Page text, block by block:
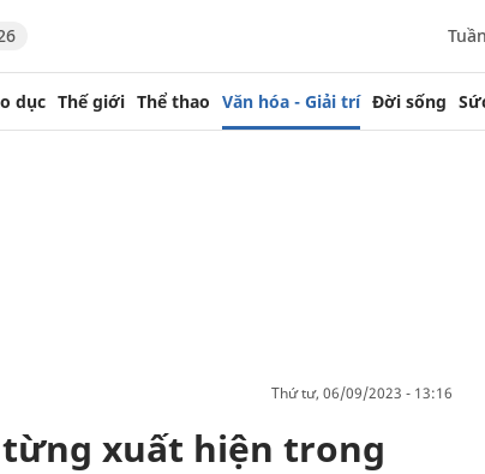
dục Thế giới Thể thao Văn hóa - Giải trí Đời sống
thứ tư, 06/09/2023 - 13:16
từng xuất hiện trong